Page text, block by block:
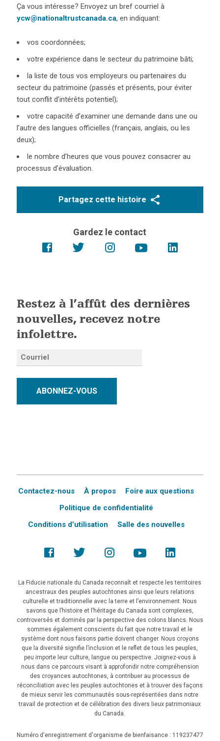
Ça vous intéresse? Envoyez un bref courriel à
ycw@nationaltrustcanada.ca, en indiquant:
vos coordonnées;
votre expérience dans le secteur du patrimoine bâti;
la liste de tous vos employeurs ou partenaires du
secteur du patrimoine (passés et présents, pour éviter
tout conflit d’intérêts potentiel);
votre capacité d’examiner une demande dans une ou
l’autre des langues officielles (français, anglais, ou les
deux);
le nombre d’heures que vous pouvez consacrer au
processus d’évaluation.
Partagez cette histoire
Gardez le contact
Restez à l’affût des dernières
nouvelles, recevez notre
infolettre.
ABONNEZ-VOUS
Contactez-nous À propos
Foire aux questions
Politique de confidentialité
Conditions d’utilisation
Salle des nouvelles
La Fiducie nationale du Canada reconnaît et respecte les territoires
ancestraux des peuples autochtones ainsi que leurs relations
culturelle et traditionnelle avec la terre et l’environnement. Nous
savons que l’histoire et l’héritage du Canada sont complexes,
controversés et dominés par la perspective des colons blancs. Nous
sommes également conscients du fait que notre travail et le
système dont nous faisons partie doivent changer. Nous croyons
que la diversité signifie l’inclusion et le reflet de tous les peuples,
peu importe leur culture, langue ou perspective. Joignez-vous à
nous dans ce parcours visant à approfondir notre compréhension
des croyances autochtones, à contribuer au processus de
réconciliation avec les peuples autochtones et à trouver des façons
de mieux servir les communautés sous-représentées dans notre
travail de protection et de célébration des divers lieux patrimoniaux
du Canada.
Numéro d'enregistrement d'organisme de bienfaisance : 119237477